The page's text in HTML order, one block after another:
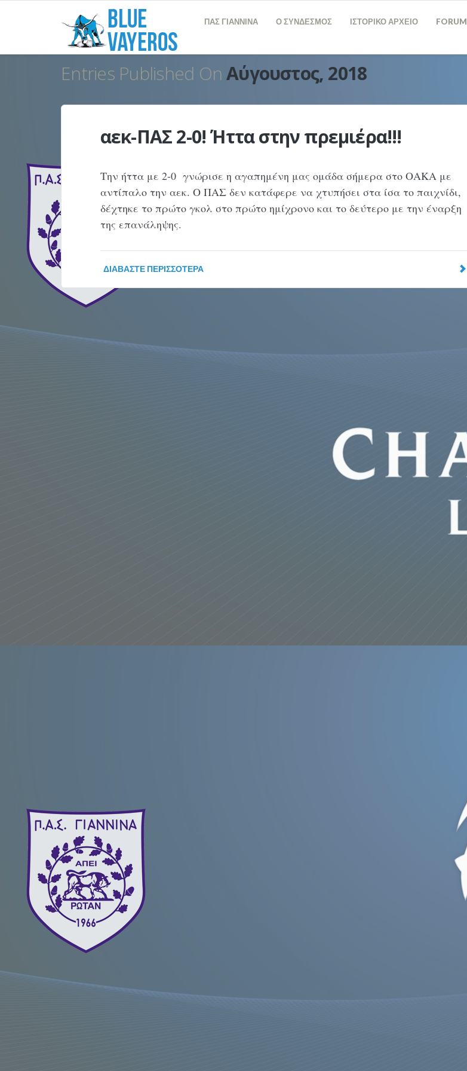
ΠΑΣ ΓΙΑΝΝΙΝΑ Ο ΣΥΝΔΕΣΜΟΣ ΙΣΤΟΡΙΚΟ ΑΡΧΕΙΟ FORUM
Entries Published OnΑύγουστος, 2018
αεκ-ΠΑΣ 2-0! Ήττα στην πρεμιέρα!!!
Την ήττα με 2-0 γνώρισε η αγαπημένη μας ομάδα σήμερα στο ΟΑΚΑ με
αντίπαλο την αεκ. Ο ΠΑΣ δεν κατάφερε να χτυπήσει στα ίσα το παιχνίδι,
δέχτηκε το πρώτο γκολ στο πρώτο ημίχρονο και το δεύτερο με την έναρξη
της επανάληψης.
ΔΙΑΒΆΣΤΕ ΠΕΡΙΣΣΌΤΕΡΑ